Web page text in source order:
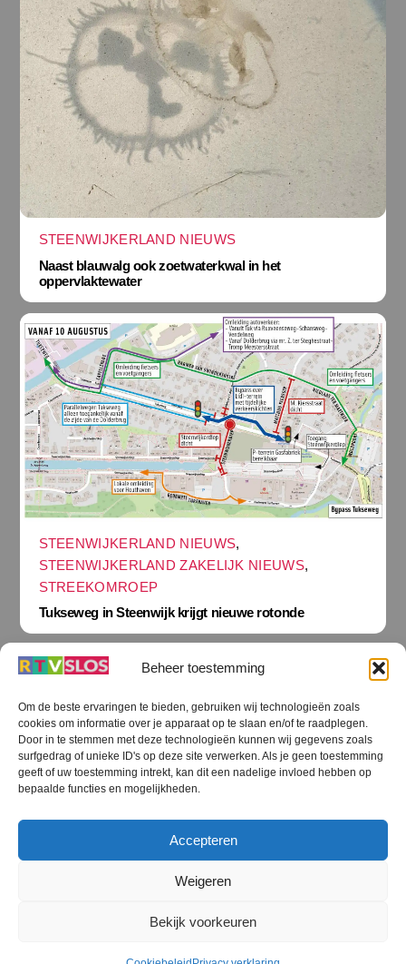
Beheer toestemming
Om de beste ervaringen te bieden, gebruiken wij technologieën zoals
cookies om informatie over je apparaat op te slaan en/of te raadplegen.
Door in te stemmen met deze technologieën kunnen wij gegevens zoals
surfgedrag of unieke ID's op deze site verwerken. Als je geen toestemming
geeft of uw toestemming intrekt, kan dit een nadelige invloed hebben op
bepaalde functies en mogelijkheden.
Accepteren
Weigeren
Bekijk voorkeuren
STEENWIJKERLAND NIEUWS
Naast blauwalg ook zoetwaterkwal in het
oppervlaktewater
STEENWIJKERLAND NIEUWS,
STEENWIJKERLAND ZAKELIJK NIEUWS,
STREEKOMROEP
Tukseweg in Steenwijk krijgt nieuwe rotonde
Terug
naar
boven
RTV SLOS
RTV SLOS ANBI